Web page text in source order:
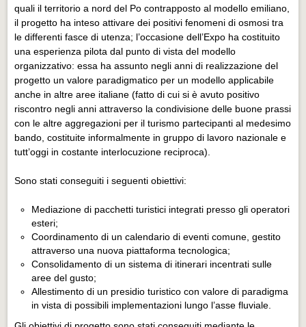
quali il territorio a nord del Po contrapposto al modello emiliano,
il progetto ha inteso attivare dei positivi fenomeni di osmosi tra
le differenti fasce di utenza; l’occasione dell’Expo ha costituito
una esperienza pilota dal punto di vista del modello
organizzativo: essa ha assunto negli anni di realizzazione del
progetto un valore paradigmatico per un modello applicabile
anche in altre aree italiane (fatto di cui si è avuto positivo
riscontro negli anni attraverso la condivisione delle buone prassi
con le altre aggregazioni per il turismo partecipanti al medesimo
bando, costituite informalmente in gruppo di lavoro nazionale e
tutt’oggi in costante interlocuzione reciproca).
Sono stati conseguiti i seguenti obiettivi:
Mediazione di pacchetti turistici integrati presso gli operatori
esteri;
Coordinamento di un calendario di eventi comune, gestito
attraverso una nuova piattaforma tecnologica;
Consolidamento di un sistema di itinerari incentrati sulle
aree del gusto;
Allestimento di un presidio turistico con valore di paradigma
in vista di possibili implementazioni lungo l’asse fluviale.